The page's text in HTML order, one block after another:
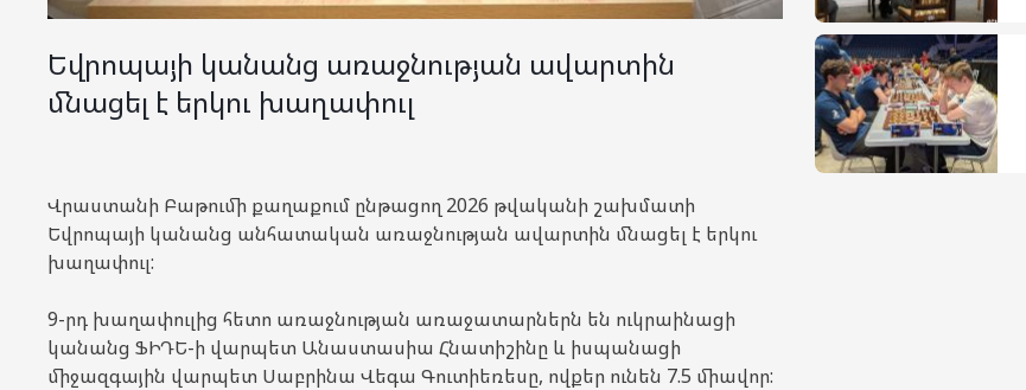
Եվրոպայի կանանց առաջնության ավարտին
մնացել է երկու խաղափուլ
Վրաստանի Բաթումի քաղաքում ընթացող 2026 թվականի շախմատի
Եվրոպայի կանանց անհատական առաջնության ավարտին մնացել է երկու
խաղափուլ:
9-րդ խաղափուլից հետո առաջնության առաջատարներն են ուկրաինացի
կանանց ՖԻԴԵ-ի վարպետ Անաստասիա Հնատիշինը և իսպանացի
միջազգային վարպետ Սաբրինա Վեգա Գուտիեռեսը, ովքեր ունեն 7.5 միավոր: